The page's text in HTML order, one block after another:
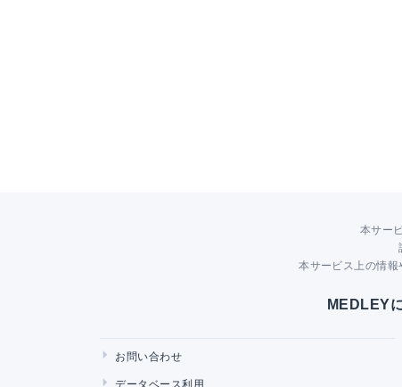
本サー
本サービス上の情報
MEDLEY
お問い合わせ
データベース利用